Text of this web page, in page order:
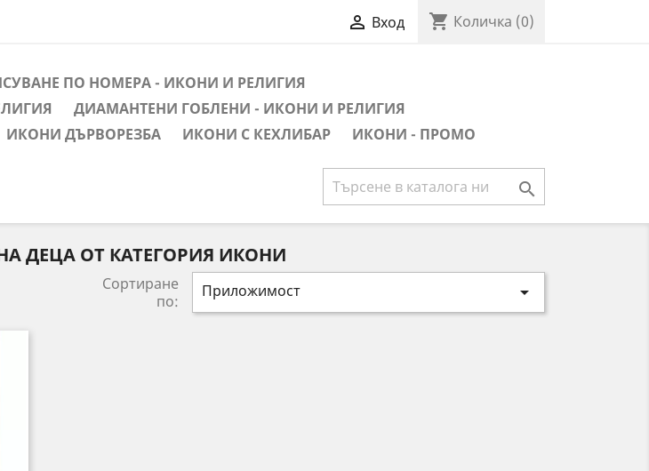
 Вход shopping_cart Количка (0)
ПО НОМЕРА - ИКОНИ И РЕЛИГИЯ
ДИАМАНТЕНИ ГОБЛЕНИ - ИКОНИ И РЕЛИГИЯ
ИКОНИ ДЪРВОРЕЗБА ИКОНИ С КЕХЛИБАР ИКОНИ - ПРОМО

ДЕЦА ОТ КАТЕГОРИЯ ИКОНИ
Сортиране
по:
Приложимост 